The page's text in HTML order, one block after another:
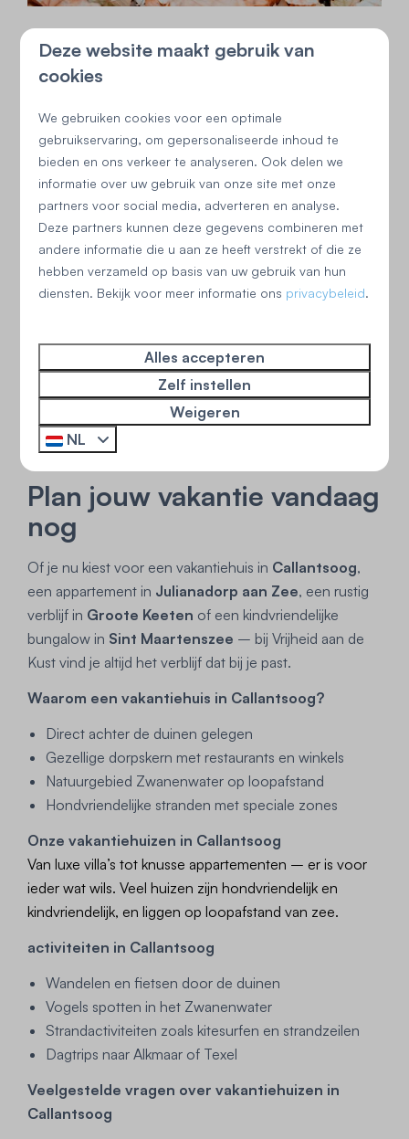
Plan jouw vakantie vandaag
nog
Of je nu kiest voor een vakantiehuis in Callantsoog,
een appartement in Julianadorp aan Zee, een rustig
verblijf in Groote Keeten of een kindvriendelijke
bungalow in Sint Maartenszee – bij Vrijheid aan de
Kust vind je altijd het verblijf dat bij je past.
Waarom een vakantiehuis in Callantsoog?
Direct achter de duinen gelegen
Gezellige dorpskern met restaurants en winkels
Natuurgebied Zwanenwater op loopafstand
Hondvriendelijke stranden met speciale zones
Onze vakantiehuizen in Callantsoog
Van luxe villa’s tot knusse appartementen – er is voor
ieder wat wils. Veel huizen zijn hondvriendelijk en
kindvriendelijk, en liggen op loopafstand van zee.
activiteiten in Callantsoog
Wandelen en fietsen door de duinen
Vogels spotten in het Zwanenwater
Strandactiviteiten zoals kitesurfen en strandzeilen
Dagtrips naar Alkmaar of Texel
Veelgestelde vragen over vakantiehuizen in
Callantsoog
Deze website maakt gebruik van
cookies
We gebruiken cookies voor een optimale
gebruikservaring, om gepersonaliseerde inhoud te
bieden en ons verkeer te analyseren. Ook delen we
informatie over uw gebruik van onze site met onze
partners voor social media, adverteren en analyse.
Deze partners kunnen deze gegevens combineren met
andere informatie die u aan ze heeft verstrekt of die ze
hebben verzameld op basis van uw gebruik van hun
diensten. Bekijk voor meer informatie ons privacybeleid.
Alles accepteren
Zelf instellen
Weigeren
NL